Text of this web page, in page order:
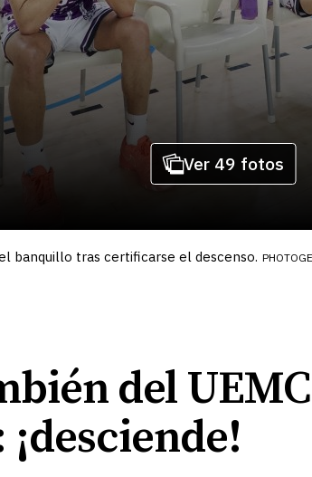
Ver 49 fotos
banquillo tras certificarse el descenso.
del